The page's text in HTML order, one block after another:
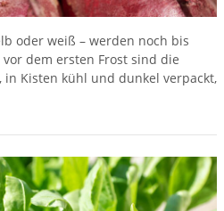
oder weiß – werden noch bis
dem ersten Frost sind die
Kisten kühl und dunkel verpackt,